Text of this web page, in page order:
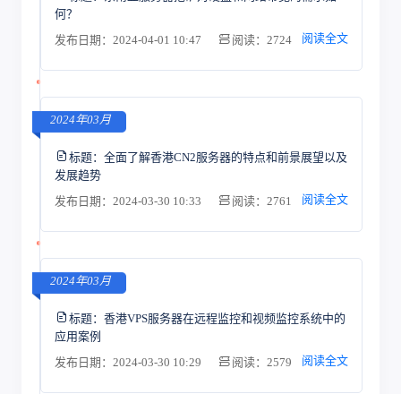
何？
发布日期：2024-04-01 10:47
阅读：2724 阅读全文
2024年03月
标题： 全面了解香港CN2服务器的特点和前景展望以及
发展趋势
发布日期：2024-03-30 10:33
阅读：2761 阅读全文
2024年03月
标题： 香港VPS服务器在远程监控和视频监控系统中的
应用案例
发布日期：2024-03-30 10:29
阅读：2579 阅读全文